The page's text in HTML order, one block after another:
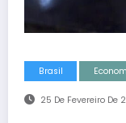
Brasil
25 De Fevereiro De